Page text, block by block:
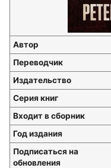
Автор
Переводчик
Издательство
Серия книг
Входит в сборник
Год издания
Подписаться на
обновления